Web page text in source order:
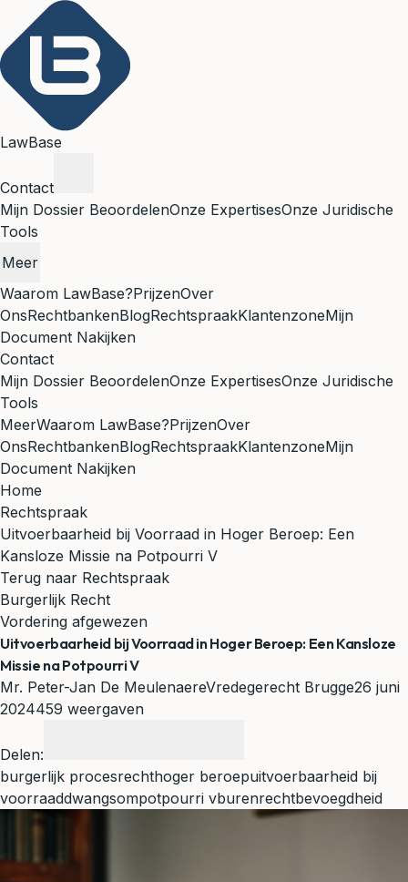
LawBase
Contact
Mijn Dossier BeoordelenOnze ExpertisesOnze Juridische
Tools
Meer
Waarom LawBase?PrijzenOver
OnsRechtbankenBlogRechtspraakKlantenzoneMijn
Document Nakijken
Contact
Mijn Dossier BeoordelenOnze ExpertisesOnze Juridische
Tools
MeerWaarom LawBase?PrijzenOver
OnsRechtbankenBlogRechtspraakKlantenzoneMijn
Document Nakijken
Home
Rechtspraak
Uitvoerbaarheid bij Voorraad in Hoger Beroep: Een
Kansloze Missie na Potpourri V
Terug naar Rechtspraak
Burgerlijk Recht
Vordering afgewezen
Uitvoerbaarheid bij Voorraad in Hoger Beroep: Een Kansloze
Missie na Potpourri V
Mr. Peter-Jan De MeulenaereVredegerecht Brugge26 juni
2024459 weergaven
Delen:
burgerlijk procesrechthoger beroepuitvoerbaarheid bij
voorraaddwangsompotpourri vburenrechtbevoegdheid